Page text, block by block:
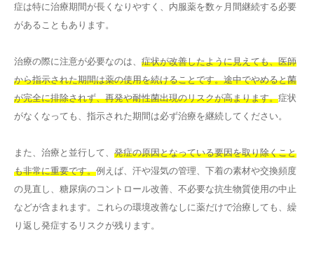
症は特に治療期間が長くなりやすく、内服薬を数ヶ月間継続する必要
があることもあります。
治療の際に注意が必要なのは、 症状が改善したように見えても、医師
から指示された期間は薬の使用を続けることです。途中でやめると菌
が完全に排除されず、再発や耐性菌出現のリスクが高まります。症状
がなくなっても、指示された期間は必ず治療を継続してください。
また、治療と並行して、 発症の原因となっている要因を取り除くこと
も非常に重要です。例えば、汗や湿気の管理、下着の素材や交換頻度
の見直し、糖尿病のコントロール改善、不必要な抗生物質使用の中止
などが含まれます。これらの環境改善なしに薬だけで治療しても、繰
り返し発症するリスクが残ります。